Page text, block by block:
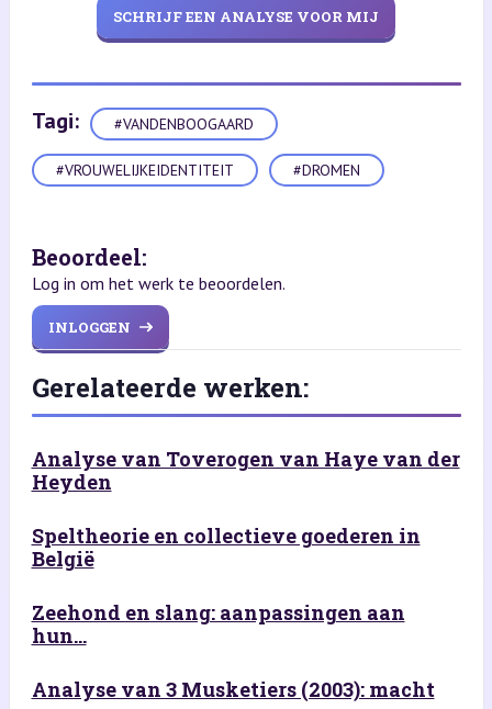
SCHRIJF EEN ANALYSE VOOR MIJ
Tagi: #VANDENBOOGAARD
#VROUWELIJKEIDENTITEIT #DROMEN
Beoordeel:
Log in om het werk te beoordelen.
INLOGGEN
Gerelateerde werken:
Analyse van Toverogen van Haye van der
Heyden
Speltheorie en collectieve goederen in
België
Zeehond en slang: aanpassingen aan
hun...
Analyse van 3 Musketiers (2003): macht